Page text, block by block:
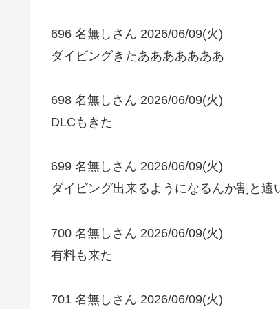
696 名無しさん 2026/06/09(火)
ダイビングきたあああああああ
698 名無しさん 2026/06/09(火)
DLCもきた
699 名無しさん 2026/06/09(火)
ダイビング出来るようになるんか割と
700 名無しさん 2026/06/09(火)
有料も来た
701 名無しさん 2026/06/09(火)